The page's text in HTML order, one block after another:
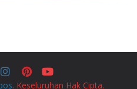
. Keseluruhan Hak Cipta.